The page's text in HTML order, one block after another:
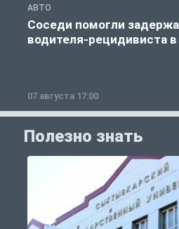
АВТО
Соседи помогли
водителя-рецидивиста
07 августа 17:00
Полезно знать